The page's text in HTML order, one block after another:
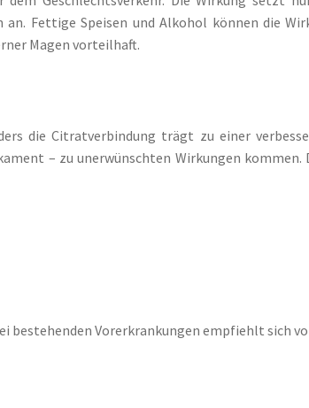
Fettige Speisen und Alkohol können die
Magen vorteilhaft.
die Citratverbindung trägt zu einer
– zu unerwünschten Wirkungen kommen.
bestehenden Vorerkrankungen empfiehlt sich